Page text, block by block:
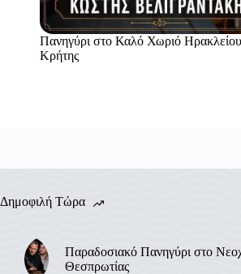
Πανηγύρι στο Καλό Χωριό Ηρακλείου
Κρήτης
Δημοφιλή Τώρα
Παραδοσιακό Πανηγύρι στο
Θεσπρωτίας